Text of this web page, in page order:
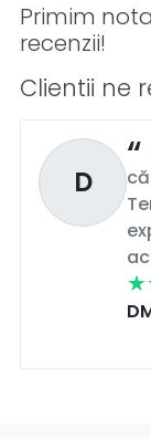
Primim
recenzii!
Clientii ne
D